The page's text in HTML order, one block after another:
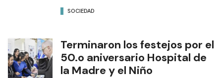
SOCIEDAD
Terminaron los festejos por el
50.o aniversario Hospital de
la Madre y el Niño